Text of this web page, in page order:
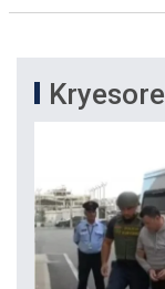
Kryesore